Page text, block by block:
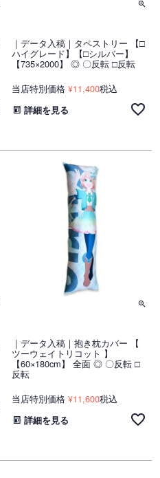
｜データ入稿｜タペストリー 【□
ハイグレード】【□シルバー】
【735×2000】 ◎ 〇反転 □反転
当店特別価格 ¥11,400税込
詳細を見る
｜データ入稿｜抱き枕カバー 【
ツーウェイトリコット 】
【60×180cm】 全面 ◎ 〇反転 □
反転
当店特別価格 ¥11,600税込
詳細を見る